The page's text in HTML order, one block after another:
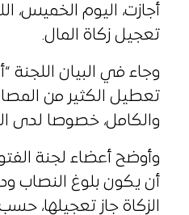
أجازت، اليوم الخميس،
تعجيل زكاة المال.
وجاء في البيان
تعطيل الكثير من
والكامل، خصوصا لدى
وأوضح أعضاء لجنة
أن يكون بلوغ النصاب
الزكاة جاز تعجيلها،